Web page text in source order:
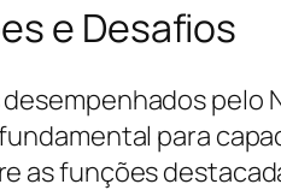
e Desafios
pelo
para
as funções